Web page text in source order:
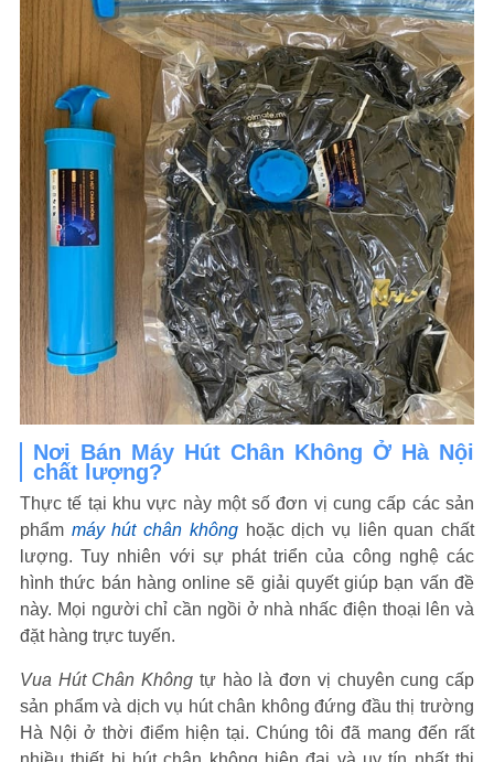
Nơi Bán Máy Hút Chân Không Ở Hà Nội
chất lượng?
Thực tế tại khu vực này một số đơn vị cung cấp các sản
phẩm máy hút chân khônghoặc dịch vụ liên quan chất
lượng. Tuy nhiên với sự phát triển của công nghệ các
hình thức bán hàng online sẽ giải quyết giúp bạn vấn đề
này. Mọi người chỉ cần ngồi ở nhà nhấc điện thoại lên và
đặt hàng trực tuyến.
Vua Hút Chân Không tự hào là đơn vị chuyên cung cấp
sản phẩm và dịch vụ hút chân không đứng đầu thị trường
Hà Nội ở thời điểm hiện tại. Chúng tôi đã mang đến rất